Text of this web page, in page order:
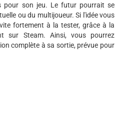
pour son jeu. Le futur pourrait se
ou du multijoueur. Si l'idée vous
fortement à la tester, grâce à la
sur Steam. Ainsi, vous pourrez
complète à sa sortie, prévue pour